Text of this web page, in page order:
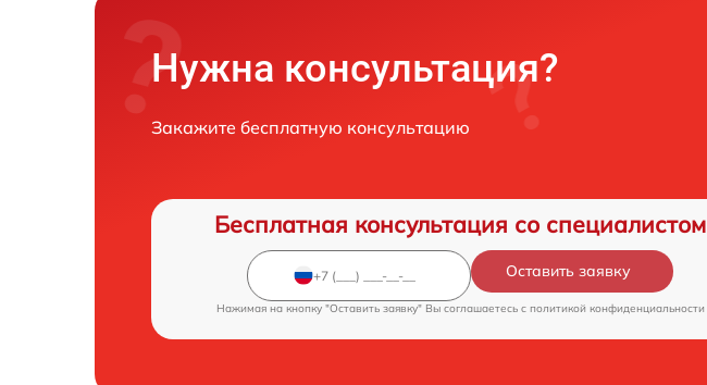
Нужна консультация?
Закажите бесплатную консультацию
Бесплатная консультация со специалистом
Оставить заявку
Нажимая на кнопку "Оставить заявку" Вы соглашаетесь c политикой конфиденциальности